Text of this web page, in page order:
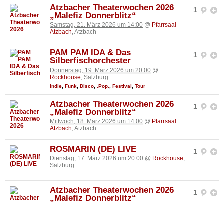
1
Atzbacher Theaterwochen 2026
„Malefiz Donnerblitz“
Samstag, 21. März 2026 um 14:00 @ Pfarrsaal
Atzbach, Atzbach
1
PAM PAM IDA & Das
Silberfischorchester
Donnerstag, 19. März 2026 um 20:00 @
Rockhouse , Salzburg
Indie Funk Disco .Pop. Festival Tour
1
Atzbacher Theaterwochen 2026
„Malefiz Donnerblitz“
Mittwoch, 18. März 2026 um 14:00 @ Pfarrsaal
Atzbach, Atzbach
1
ROSMARIN (DE) LIVE
Dienstag, 17. März 2026 um 20:00 @ Rockhouse,
Salzburg
1
Atzbacher Theaterwochen 2026
„Malefiz Donnerblitz“